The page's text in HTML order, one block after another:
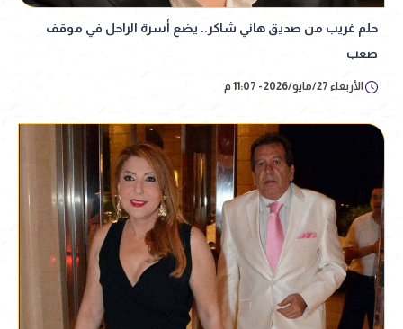
حلم غريب من صديق هاني شاكر.. يضع أسرة الراحل في موقف
صعب
الأربعاء 27/مايو/2026 - 11:07 م